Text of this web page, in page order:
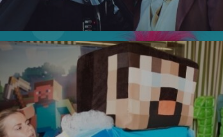
УЗНАТЬ БОЛЬШЕ
Звездные войны